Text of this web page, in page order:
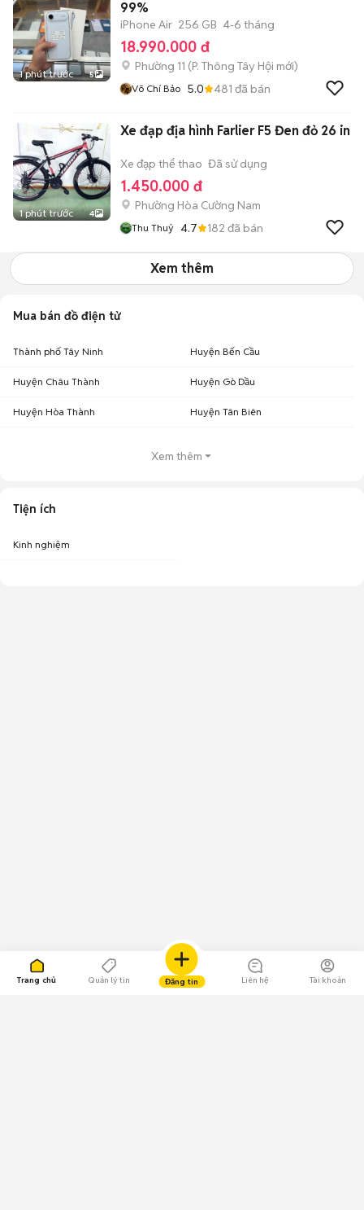
Trang chủ Quản lý tin Đăng tin Liên hệ Tài khoản
1 phút trước 5
99%
iPhone Air 256 GB 4-6 tháng
18.990.000 đ
Phường 11 (P. Thông Tây Hội mới)
Võ Chí Bảo 5.0 481 đã bán
1 phút trước 4
Xe đạp địa hình Farlier F5 Đen đỏ 26 in
Xe đạp thể thao Đã sử dụng
1.450.000 đ
Phường Hòa Cường Nam
Thu Thuỷ 4.7 182 đã bán
Xem thêm
Mua bán đồ điện tử
Thành phố Tây Ninh Huyện Bến Cầu
Huyện Châu Thành Huyện Gò Dầu
Huyện Hòa Thành Huyện Tân Biên
Xem thêm
Tiện ích
Kinh nghiệm